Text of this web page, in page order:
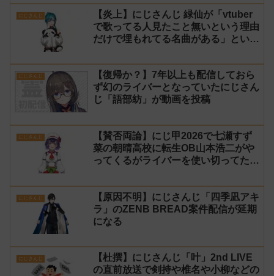
にじさんじ
【炎上】にじさんじ 緑仙が「vtuber
で歌ってる人見たこと無いという理由
だけで埋もれてる名曲がある」という
にじさんじ
【復帰か？】7年以上も配信しておら
ず幻のライバーとなっていたにじさん
じ「語部紡」が動画を投稿
にじさんじ
【賛否両論】にじ甲2026で七瀬すず
菜の朝晴高校に転生OB山本浩二がや
ってくるがライバーを使い切ってたの
イバーの転生が可能に
にじさんじ
【原因不明】にじさんじ「四季凪アキ
ラ」のZENB BREAD案件配信が延期
になる
にじさんじ
【杜撰】にじさんじ「叶」2nd LIVE
の直前放送で剣持や椎名や小柳などの